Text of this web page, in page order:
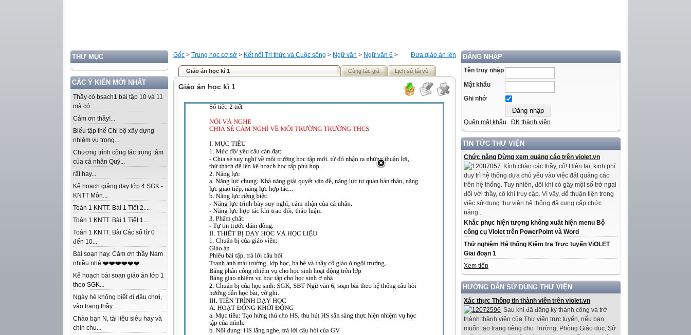
THƯ MỤC
CÁC Ý KIẾN MỚI NHẤT
Thầy có bsach1 bài tập 10 và 11
mà có...
Cảm ơn thầy!...
Biểu tập thể Chi bộ xây dựng
nhiệm vụ trọng...
Chương trình công tác trọng tâm
của cá nhân Quý...
rất hay...
Kế hoạch giảng dạy lớp 4 SGK -
KNTT Môn...
Toán 1 KNTT. Bài 1 Tiết 2....
Toán 1 KNTT. Bài 1 Tiết 1....
Toán 1 KNTT. Bài Các số từ 0
đến 10...
Bài soạn hay. Cảm ơn thầy Nam
nhiều nhé ❤️❤️❤️❤️❤️❤️...
Kế hoạch bài soạn giáo án lớp 1
theo SGK...
Ngày hè không biết đi đâu chơi,
vào trang thầy...
Chào bạn N, tài liệu siêu hay và
chỉn chu...
ĐĂNG NHẬP
Tên truy nhập
Mật khẩu
Ghi nhớ
Quên mật khẩu ĐK thành viên
TIN TỨC THƯ VIỆN
Chức năng Dừng xem quảng cáo trên violet.vn
Kính chào các thầy, cô! Hiện tại, kinh phí
duy trì hệ thống dựa chủ yếu vào việc đặt quảng cáo
trên hệ thống. Tuy nhiên, đôi khi có gây một số trở ngại
đối với thầy, cô khi truy cập. Vì vậy, để thuận tiện trong
việc sử dụng thư viện hệ thống đã cung cấp chức
năng...
Khắc phục hiện tượng không xuất hiện menu Bộ
công cụ Violet trên PowerPoint và Word
Thử nghiệm Hệ thống Kiểm tra Trực tuyến ViOLET
Giai đoạn 1
Xem tiếp
HƯỚNG DẪN SỬ DỤNG THƯ VIỆN
Xác thực Thông tin thành viên trên violet.vn
Sau khi đã đăng ký thành công và trở
thành thành viên của Thư viện trực tuyến, nếu bạn
muốn tạo trang riêng cho Trường, Phòng Giáo dục, Sở
Đưa giáo án lên
Gốc > Trung học cơ sở > Kết nối Tri thức và Cuộc sống > Ngữ văn > Ngữ văn 6 >
Giáo án học kì 1 Cùng tác giả Lịch sử tải về
Giáo án học kì 1